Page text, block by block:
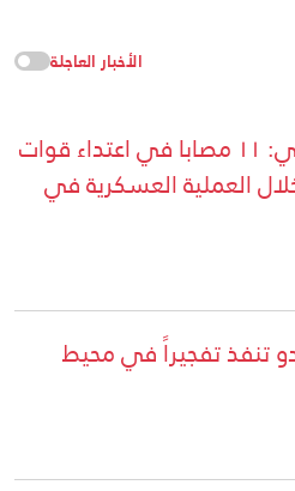
الأخبار العاجلة
الهلال الأحمر الفلسطيني: ١١ مصابا في اعتداء قوات
العملية العسكرية في
تنفذ تفجيراً في محيط